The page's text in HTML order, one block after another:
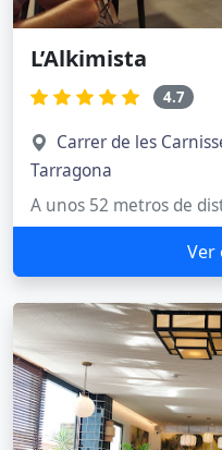
L’Alkimista
4.7
Carrer de les
Tarragona
A unos 52 metros de
Ver